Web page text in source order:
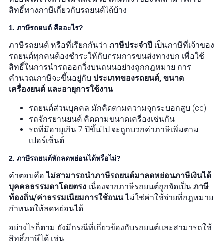
สิทธิ์ทางภาษีเกี่ยวกับรถยนต์ได้บ้าง
1. ภาษีรถยนต์ คืออะไร?
ภาษีรถยนต์ หรือที่เรียกกันว่า ภาษีประจำปี เป็นภาษีที่เจ้าของ
รถยนต์ทุกคนต้องชำระให้กับกรมการขนส่งทางบก เพื่อใช้
สิทธิ์ในการนำรถออกวิ่งบนถนนอย่างถูกกฎหมาย การ
คำนวณภาษีจะขึ้นอยู่กับ ประเภทของรถยนต์, ขนาด
เครื่องยนต์ และอายุการใช้งาน
รถยนต์ส่วนบุคคล มักคิดตามความจุกระบอกสูบ (cc)
รถจักรยานยนต์ คิดตามขนาดเครื่องเช่นกัน
รถที่มีอายุเกิน 7 ปีขึ้นไป จะถูกบวกค่าภาษีเพิ่มตาม
เปอร์เซ็นต์
2. ภาษีรถยนต์หักลดหย่อนได้หรือไม่?
คำตอบคือไม่สามารถนำภาษีรถยนต์มาลดหย่อนภาษีเงินได้
บุคคลธรรมดาโดยตรง เนื่องจากภาษีรถยนต์ถูกจัดเป็น ภาษี
ท้องถิ่น/ค่าธรรมเนียมการใช้ถนนไม่ใช่ค่าใช้จ่ายที่กฎหมาย
กำหนดให้ลดหย่อนได้
อย่างไรก็ตาม ยังมีกรณีที่เกี่ยวข้องกับรถยนต์และสามารถใช้
สิทธิ์ภาษีได้ เช่น